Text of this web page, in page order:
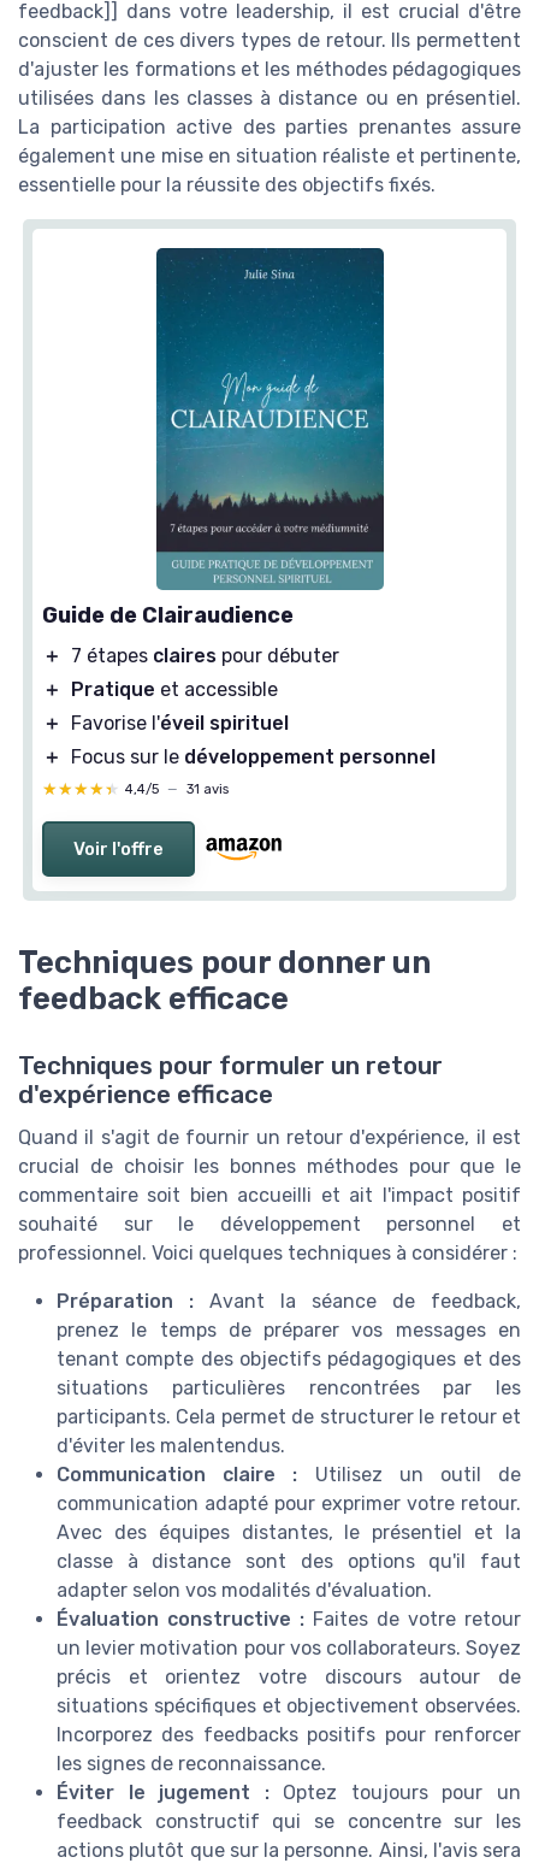
feedback]] dans votre leadership, il est crucial d'être
conscient de ces divers types de retour. Ils permettent
d'ajuster les formations et les méthodes pédagogiques
utilisées dans les classes à distance ou en présentiel.
La participation active des parties prenantes assure
également une mise en situation réaliste et pertinente,
essentielle pour la réussite des objectifs fixés.
Guide de Clairaudience
＋ 7 étapes claires pour débuter
＋
Pratique et accessible
＋
Favorise l'éveil spirituel
＋
Focus sur le développement personnel
★★★★★
★★★★★ 4,4/5 — 31 avis
Voir l'offre
Techniques pour donner un
feedback efficace
Techniques pour formuler un retour
d'expérience efficace
Quand il s'agit de fournir un retour d'expérience, il est
crucial de choisir les bonnes méthodes pour que le
commentaire soit bien accueilli et ait l'impact positif
souhaité sur le développement personnel et
professionnel. Voici quelques techniques à considérer :
Préparation : Avant la séance de feedback,
prenez le temps de préparer vos messages en
tenant compte des objectifs pédagogiques et des
situations particulières rencontrées par les
participants. Cela permet de structurer le retour et
d'éviter les malentendus.
Communication claire : Utilisez un outil de
communication adapté pour exprimer votre retour.
Avec des équipes distantes, le présentiel et la
classe à distance sont des options qu'il faut
adapter selon vos modalités d'évaluation.
Évaluation constructive : Faites de votre retour
un levier motivation pour vos collaborateurs. Soyez
précis et orientez votre discours autour de
situations spécifiques et objectivement observées.
Incorporez des feedbacks positifs pour renforcer
les signes de reconnaissance.
Éviter le jugement : Optez toujours pour un
feedback constructif qui se concentre sur les
actions plutôt que sur la personne. Ainsi, l'avis sera